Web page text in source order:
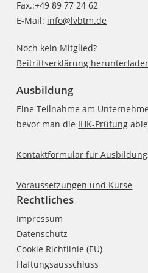
Fax.:+49 89 77 24 62
E-Mail: info@lvbtm.de
Noch kein Mitglied?
Beitrittserklärung
Ausbildung
EineTeilnahme am
bevor man die IHK-Prüfung
Kontaktformular für
Voraussetzungen und Kurse
Rechtliches
Impressum
Datenschutz
Cookie Richtlinie (EU)
Haftungsausschluss